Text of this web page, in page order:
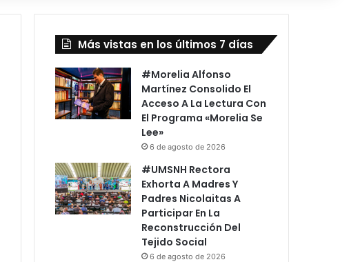
Más vistas en los últimos 7 días
#Morelia Alfonso
Martínez Consolido El
Acceso A La Lectura Con
El Programa «Morelia Se
Lee»
6 de agosto de 2026
#UMSNH Rectora
Exhorta A Madres Y
Padres Nicolaitas A
Participar En La
Reconstrucción Del
Tejido Social
6 de agosto de 2026